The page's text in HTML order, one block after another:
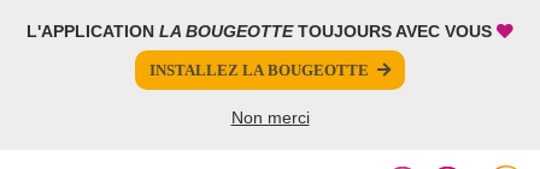
L'APPLICATION LA BOUGEOTTETOUJOURS AVEC VOUS
INSTALLEZ LA BOUGEOTTE
Non merci
FERMER
PARTAGER
FERMER
Votre inscription à la newsletter a été effectuée.